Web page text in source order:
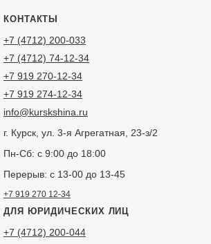
КОНТАКТЫ
+7 (4712) 200-033
+7 (4712) 74-12-34
+7 919 270-12-34
+7 919 274-12-34
info@kurskshina.ru
г. Курск, ул. 3-я Агрегатная, 23-з/2
Пн-Сб: с 9:00 до 18:00
Перерыв: с 13-00 до 13-45
+7 919 270 12-34
ДЛЯ ЮРИДИЧЕСКИХ ЛИЦ
+7 (4712) 200-044